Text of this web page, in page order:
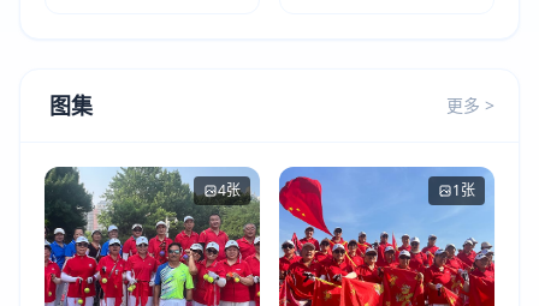
图集 更多 >
4张 1张